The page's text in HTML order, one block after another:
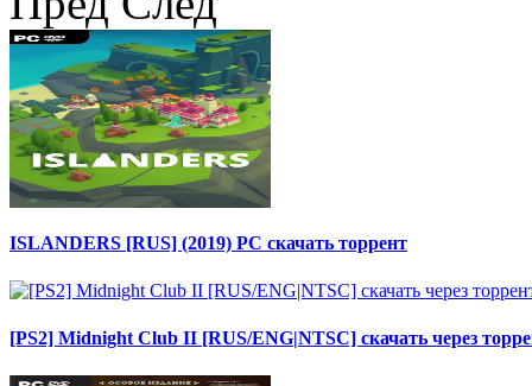
ISLANDERS [RUS] (2019) PC скачать торрент
[PS2] Midnight Club II [RUS/ENG|NTSC] скачать через